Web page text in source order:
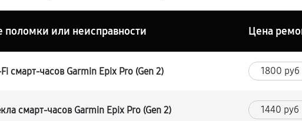
поломки или неисправности Цена
смарт-часов Garmin Epix Pro (Gen 2) 1800 руб
смарт-часов Garmin Epix Pro (Gen 2) 1440 руб